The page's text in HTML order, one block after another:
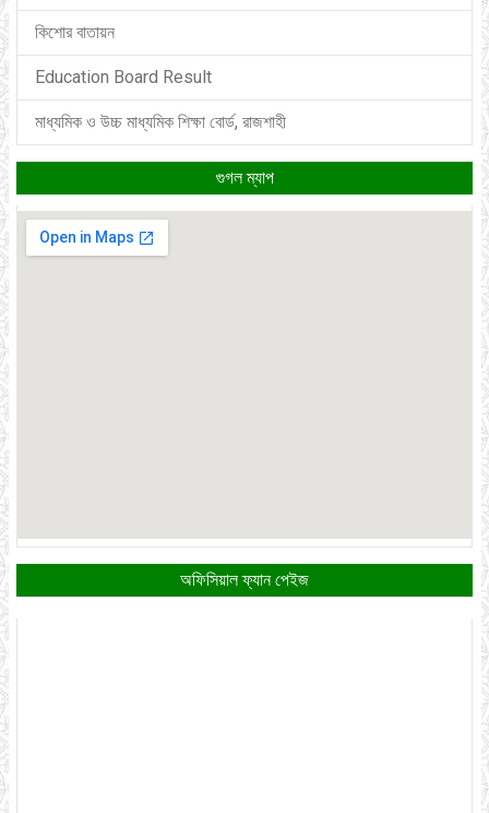
কিশোর বাতায়ন
Education Board Result
মাধ্যমিক ও উচ্চ মাধ্যমিক শিক্ষা বোর্ড, রাজশাহী
গুগল ম্যাপ
অফিসিয়াল ফ্যান পেইজ